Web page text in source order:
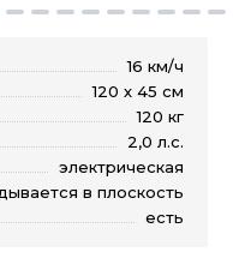
16 км/ч
120 х 45 см
120 кг
2,0 л.с.
электрическая
в плоскость
есть